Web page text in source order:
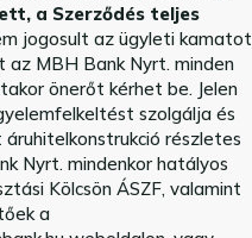
a Szerződés teljes
jogosult az ügyleti kamatot
MBH Bank Nyrt. minden
önerőt kérhet be. Jelen
szolgálja és
részletes
Nyrt. mindenkor hatályos
Kölcsön ÁSZF, valamint
a